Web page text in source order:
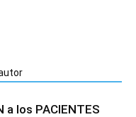
a los PACIENTES